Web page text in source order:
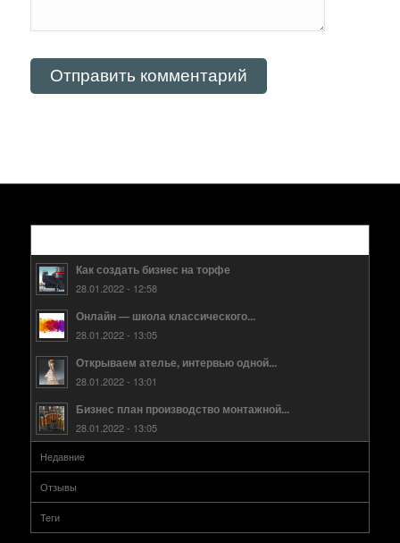
Как создать бизнес на торфе
28.01.2022 - 12:58
Онлайн — школа классического...
28.01.2022 - 13:05
Открываем ателье, интервью одной...
28.01.2022 - 13:01
Бизнес план производство монтажной...
28.01.2022 - 13:05
Недавние
Отзывы
Теги